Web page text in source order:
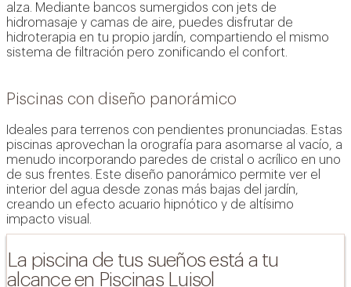
alza. Mediante bancos sumergidos con jets de
hidromasaje y camas de aire, puedes disfrutar de
hidroterapia en tu propio jardín, compartiendo el mismo
sistema de filtración pero zonificando el confort.
Piscinas con diseño panorámico
Ideales para terrenos con pendientes pronunciadas. Estas
piscinas aprovechan la orografía para asomarse al vacío, a
menudo incorporando paredes de cristal o acrílico en uno
de sus frentes. Este diseño panorámico permite ver el
interior del agua desde zonas más bajas del jardín,
creando un efecto acuario hipnótico y de altísimo
impacto visual.
La piscina de tus sueños está a tu
alcance en Piscinas Luisol